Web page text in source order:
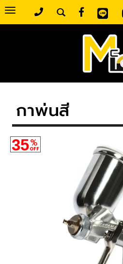
Toggle
navigation
กาพ่นสี
35%
OFF